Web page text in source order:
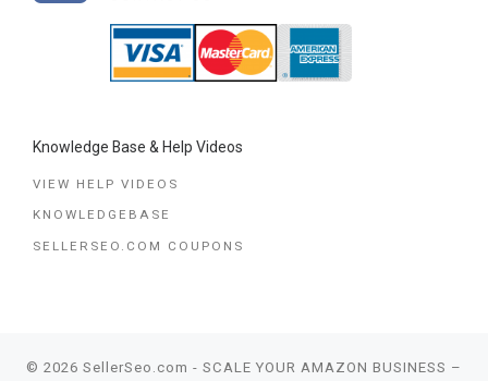
Knowledge Base & Help Videos
VIEW HELP VIDEOS
KNOWLEDGEBASE
SELLERSEO.COM COUPONS
© 2026 SellerSeo.com - SCALE YOUR AMAZON BUSINESS –